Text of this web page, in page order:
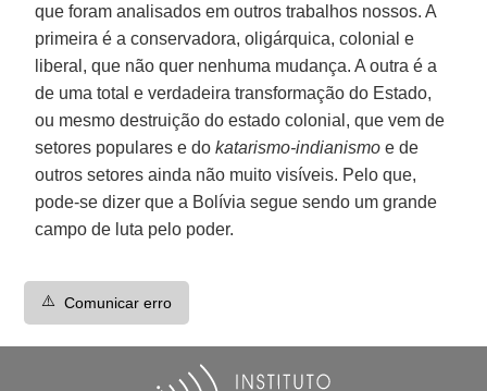
que foram analisados em outros trabalhos nossos. A
primeira é a conservadora, oligárquica, colonial e
liberal, que não quer nenhuma mudança. A outra é a
de uma total e verdadeira transformação do Estado,
ou mesmo destruição do estado colonial, que vem de
setores populares e dokatarismo-indianismo e de
outros setores ainda não muito visíveis. Pelo que,
pode-se dizer que a Bolívia segue sendo um grande
campo de luta pelo poder.
⚠️ Comunicar erro